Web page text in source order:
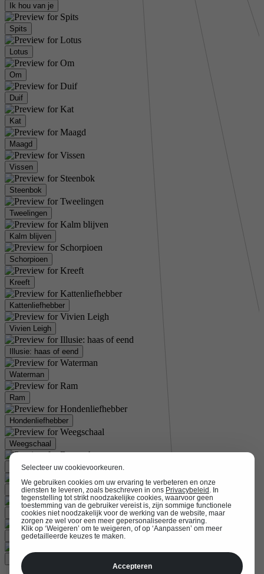
Selecteer uw cookievoorkeuren.
We gebruiken cookies om uw ervaring te verbeteren en onze
diensten te leveren, zoals beschreven in ons Privacybeleid . In
tegenstelling tot strikt noodzakelijke cookies, waarvoor geen
toestemming van de gebruiker vereist is, zijn sommige functionele
cookies niet noodzakelijk voor de werking van de website, maar
zorgen ze wel voor een meer gepersonaliseerde ervaring.
Klik op ‘Weigeren’ om te weigeren, of op ‘Aanpassen’ om meer
gedetailleerde keuzes te maken.
Accepteren
Ik hou van je
Spits
Lotus
Om
Duif
Kat
Maagd
Vissen
Steenbok
Tweelingen
Kalm blijven
Schorpioen
Kreeft
Kattenliefhebber
Vivien Leigh
Illusie: haas of eend
Waterman
Ram
Hondenliefhebber
Weegschaal
Boogschutter
Trouw met mij
Gelukkige verjaardag
Stier
Leeuw